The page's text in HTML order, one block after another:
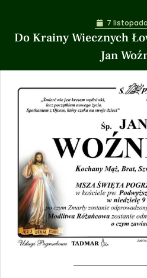
Do Krainy Wiecznych
Jan
7